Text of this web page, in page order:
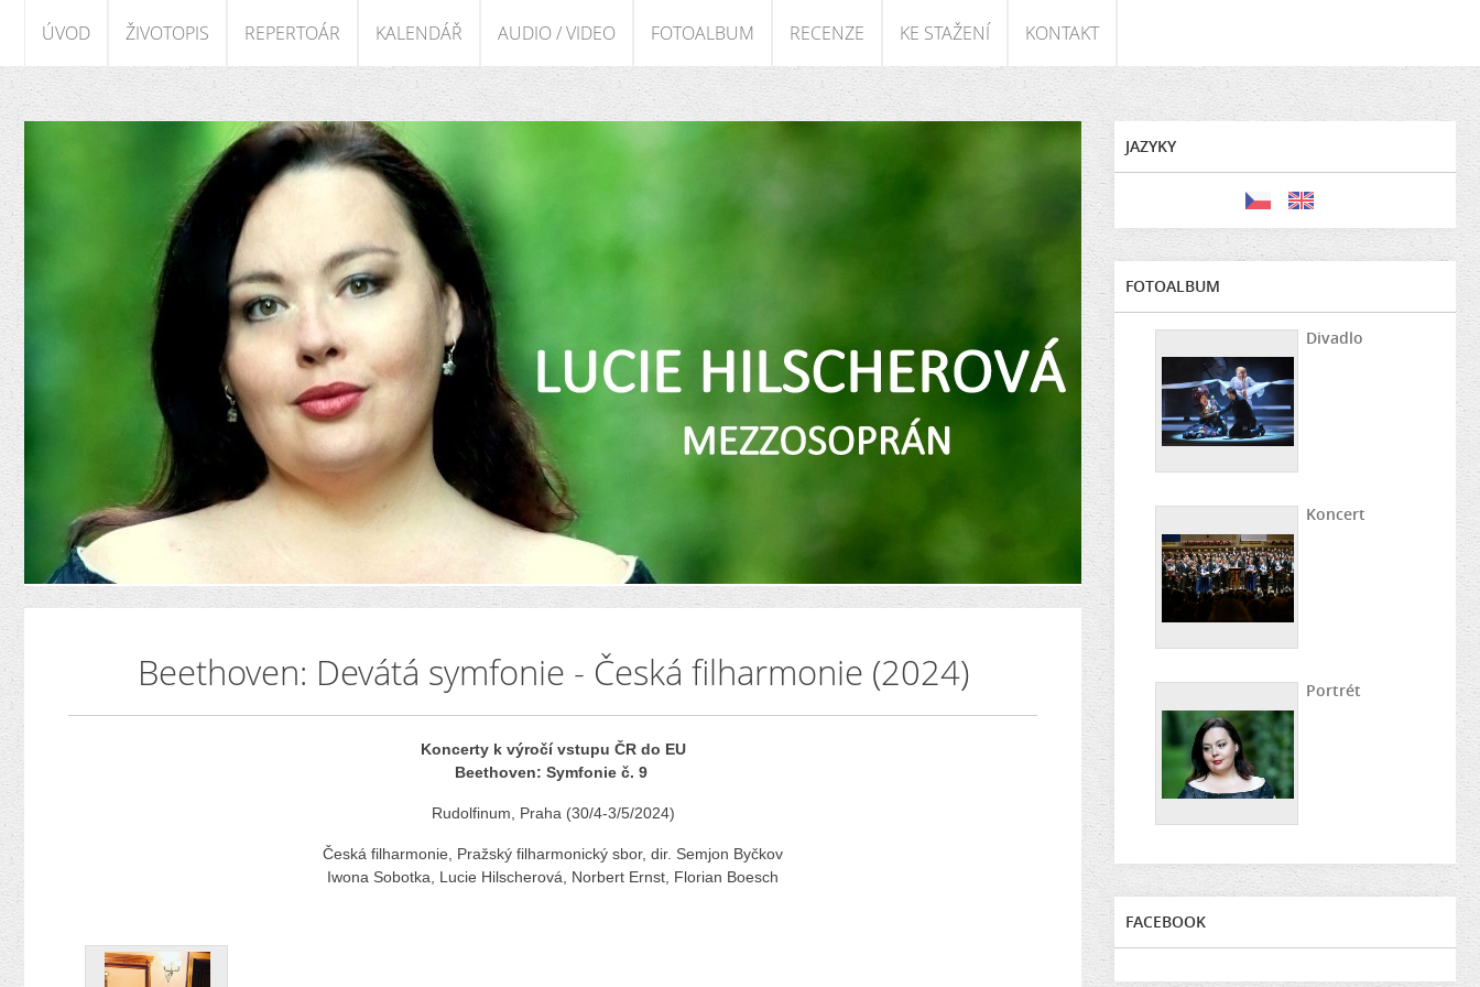
ÚVOD ŽIVOTOPIS REPERTOÁR KALENDÁŘ AUDIO / VIDEO FOTOALBUM RECENZE KE STAŽENÍ KONTAKT
Beethoven: Devátá symfonie - Česká filharmonie (2024)
Koncerty k výročí vstupu ČR do EU
Beethoven: Symfonie č. 9
Rudolfinum, Praha (30/4-3/5/2024)
Česká filharmonie, Pražský filharmonický sbor, dir. Semjon Byčkov
Iwona Sobotka, Lucie Hilscherová, Norbert Ernst, Florian Boesch
JAZYKY
FOTOALBUM
Divadlo
Koncert
Portrét
FACEBOOK